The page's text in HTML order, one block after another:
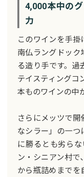
4,000本中の
力
このワインを手掛
南仏ラングドック
る造り手です。過
テイスティングコ
本ものワインの中
さらにメッツで開
なシラー」の一つ
に勝るとも劣ら
ン・シニアン村
から瓶詰めまでを